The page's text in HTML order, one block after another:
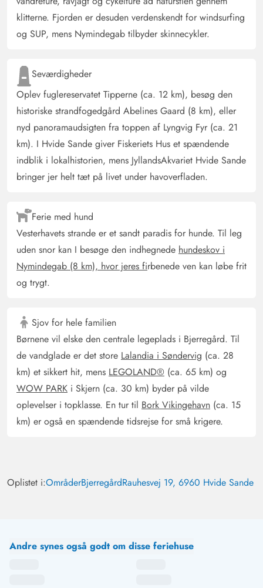
klitterne. Fjorden er desuden verdenskendt for windsurfing
og SUP, mens Nymindegab tilbyder skinnecykler.
Seværdigheder
Oplev fuglereservatet Tipperne (ca. 12 km), besøg den
historiske strandfogedgård Abelines Gaard (8 km), eller
nyd panoramaudsigten fra toppen af Lyngvig Fyr (ca. 21
km). I Hvide Sande giver Fiskeriets Hus et spændende
indblik i lokalhistorien, mens JyllandsAkvariet Hvide Sande
bringer jer helt tæt på livet under havoverfladen.
Ferie med hund
Vesterhavets strande er et sandt paradis for hunde. Til leg
uden snor kan I besøge den indhegnede hundeskov i
Nymindegab (8 km), hvor jeres firbenede ven kan løbe frit
og trygt.
Sjov for hele familien
Børnene vil elske den centrale legeplads i Bjerregård. Til
de vandglade er det store Lalandia i Søndervig (ca. 28
km) et sikkert hit, mens LEGOLAND® (ca. 65 km) og
WOW PARK i Skjern (ca. 30 km) byder på vilde
oplevelser i topklasse. En tur til Bork Vikingehavn (ca. 15
km) er også en spændende tidsrejse for små krigere.
Oplistet i:OmråderBjerregårdRauhesvej 19, 6960 Hvide Sande
Andre synes også godt om disse feriehuse